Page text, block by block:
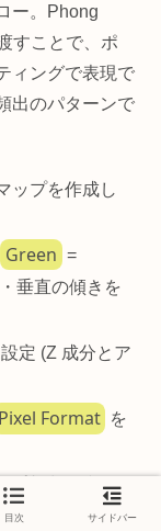
ー。Phong
すことで、ポ
ィングで表現で
出のパターンで
ップを作成し
Green =
垂直の傾きを
定 (Z 成分とア
Pixel Format
を
プ入力に接続
目次 サイドバー